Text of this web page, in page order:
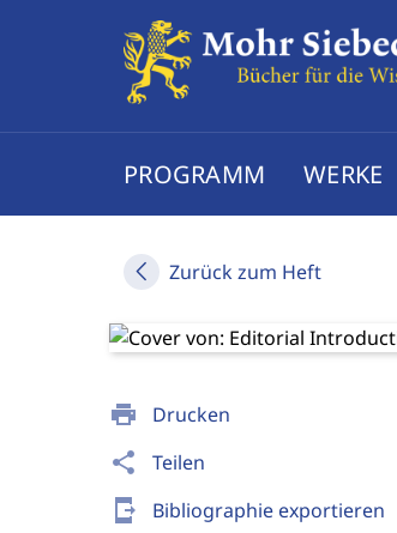
PROGRAMM WERKE
Zurück zum Heft
print Drucken
share Teilen
send_to_mobile Bibliographie exportieren